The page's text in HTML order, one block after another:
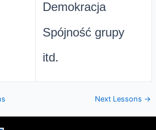
Demokracja
Spójność grupy
itd.
Next Lessons →